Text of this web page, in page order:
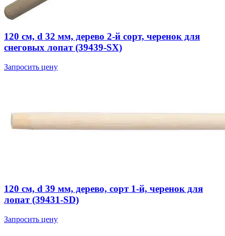
120 см, d 32 мм, дерево 2-й сорт, черенок для
снеговых лопат (39439-SX)
Запросить цену
120 см, d 39 мм, дерево, сорт 1-й, черенок для
лопат (39431-SD)
Запросить цену